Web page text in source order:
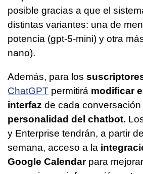
posible gracias a que el
distintas variantes: una de
potencia (gpt-5-mini) y otra
nano).
Además, para los
ChatGPT permitirá modificar
interfaz de cada conversación
personalidad del chatbot.
y Enterprise tendrán, a partir
semana, acceso a la
Google Calendar para